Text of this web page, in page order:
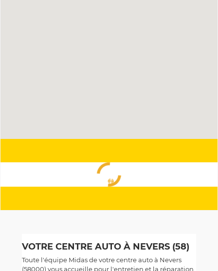
VOTRE CENTRE AUTO À NEVERS (58)
Toute l'équipe Midas de votre centre auto à Nevers
(58000) vous accueille pour l'entretien et la réparation